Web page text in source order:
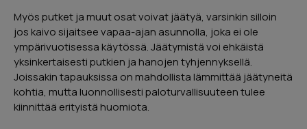
Myös putket ja muut osat voivat jäätyä, varsinkin silloin
jos kaivo sijaitsee vapaa-ajan asunnolla, joka ei ole
ympärivuotisessa käytössä. Jäätymistä voi ehkäistä
yksinkertaisesti putkien ja hanojen tyhjennyksellä.
Joissakin tapauksissa on mahdollista lämmittää jäätyneitä
kohtia, mutta luonnollisesti paloturvallisuuteen tulee
kiinnittää erityistä huomiota.